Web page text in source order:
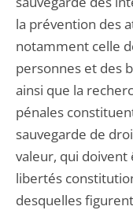
la prévention des
notamment celle
personnes et des
ainsi que la
pénales
sauvegarde de
valeur, qui doivent
libertés
desquelles